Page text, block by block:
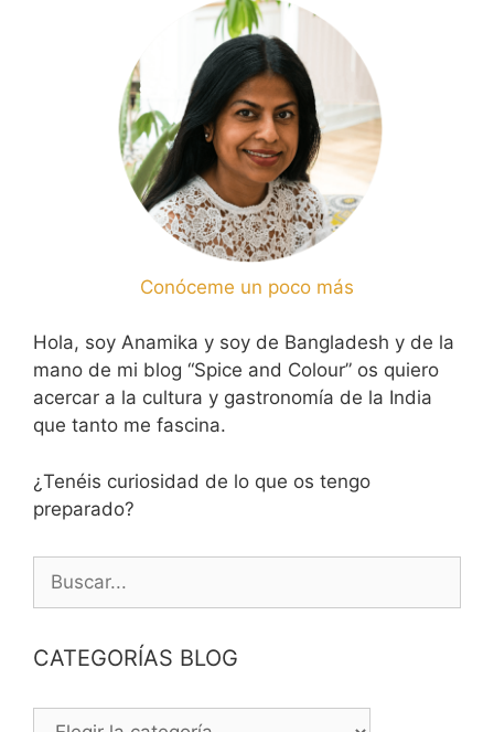
Conóceme un poco más
Hola, soy Anamika y soy de Bangladesh y de la
mano de mi blog “Spice and Colour” os quiero
acercar a la cultura y gastronomía de la India
que tanto me fascina.
¿Tenéis curiosidad de lo que os tengo
preparado?
CATEGORÍAS BLOG
CATEGORÍAS